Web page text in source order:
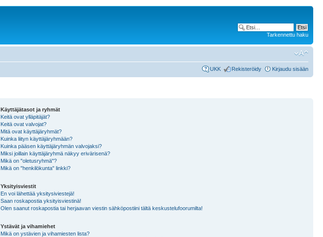
Tarkennettu haku
UKK Rekisteröidy Kirjaudu sisään
Käyttäjätasot ja ryhmät
Keitä ovat ylläpitäjät?
Keitä ovat valvojat?
Mitä ovat käyttäjäryhmät?
Kuinka liityn käyttäjäryhmään?
Kuinka pääsen käyttäjäryhmän valvojaksi?
Miksi joillain käyttäjäryhmä näkyy erivärisenä?
Mikä on "oletusryhmä"?
Mikä on "henkilökunta" linkki?
Yksityisviestit
En voi lähettää yksitysiviestejä!
Saan roskapostia yksityisviestinä!
Olen saanut roskapostia tai herjaavan viestin sähköpostiini tältä keskustelufoorumilta!
Ystävät ja vihamiehet
Mikä on ystävien ja vihamiesten lista?